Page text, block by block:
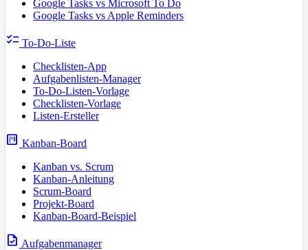
Google Tasks vs Microsoft To Do
Google Tasks vs Apple Reminders
checklist To-Do-Liste
Checklisten-App
Aufgabenlisten-Manager
To-Do-Listen-Vorlage
Checklisten-Vorlage
Listen-Ersteller
view_kanban Kanban-Board
Kanban vs. Scrum
Kanban-Anleitung
Scrum-Board
Projekt-Board
Kanban-Board-Beispiel
task Aufgabenmanager